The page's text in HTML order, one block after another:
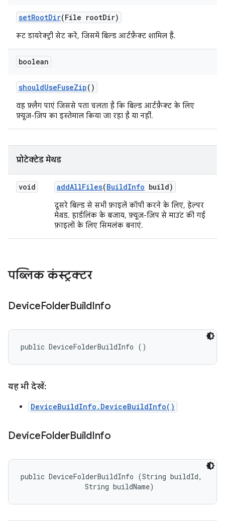
setRootDir(File rootDir)
रूट डायरेक्ट्री सेट करें, जिसमें बिल्ड आर्टफ़ैक्ट शामिल हैं.
boolean
shouldUseFuseZip()
वह फ़्लैग पाएं जिससे पता चलता है कि बिल्ड आर्टफ़ैक्ट के लिए
फ़्यूज़-ज़िप का इस्तेमाल किया जा रहा है या नहीं.
प्रोटेक्टेड मेथड
void addAllFiles(BuildInfo build)
दूसरे बिल्ड से सभी फ़ाइलें कॉपी करने के लिए, हेल्पर
मेथड. हार्डलिंक के बजाय, फ़्यूज़-ज़िप से माउंट की गई
फ़ाइलों के लिए सिमलंक बनाएं.
पब्लिक कंस्ट्रक्टर
DeviceFolderBuildInfo
public DeviceFolderBuildInfo ()
यह भी देखें:
DeviceBuildInfo.DeviceBuildInfo()
DeviceFolderBuildInfo
public DeviceFolderBuildInfo (String buildId,
                String buildName)